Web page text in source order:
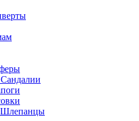
Шлепанцы